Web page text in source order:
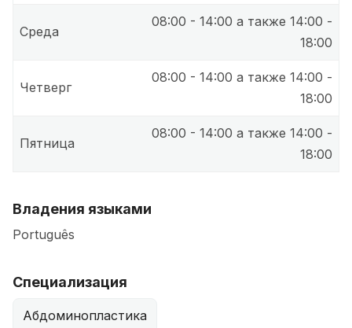
Среда
08:00 - 14:00 а также 14:00 -
18:00
Четверг
08:00 - 14:00 а также 14:00 -
18:00
Пятница
08:00 - 14:00 а также 14:00 -
18:00
Владения языками
Português
Специализация
Абдоминопластика